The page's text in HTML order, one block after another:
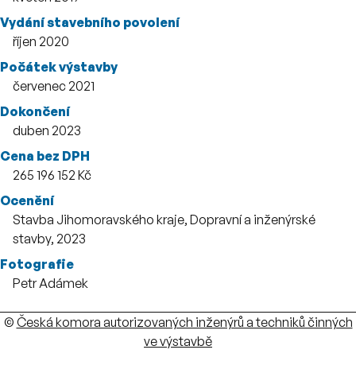
Vydání stavebního povolení
říjen 2020
Počátek výstavby
červenec 2021
Dokončení
duben 2023
Cena bez DPH
265 196 152 Kč
Ocenění
Stavba Jihomoravského kraje, Dopravní a inženýrské
stavby, 2023
Fotografie
Petr Adámek
Autoři
© Česká komora autorizovaných inženýrů a techniků činných
ve výstavbě